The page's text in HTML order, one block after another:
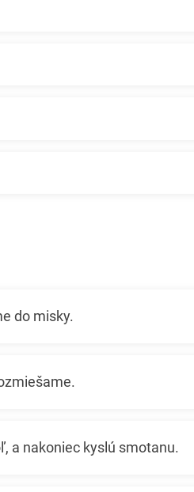
do misky.
a nakoniec kyslú smotanu.